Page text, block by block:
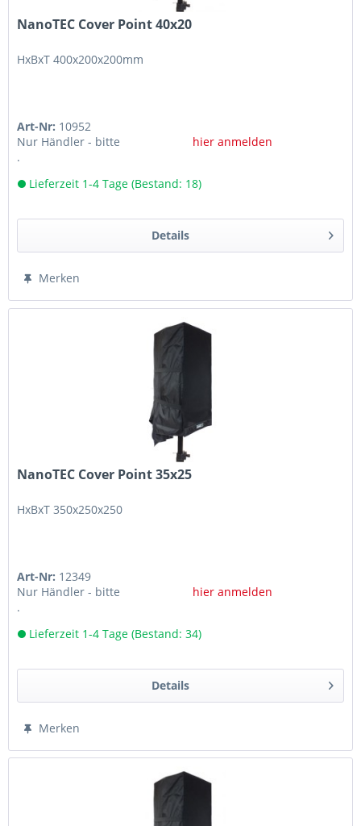
NanoTEC Cover Point 40x20
HxBxT 400x200x200mm
Art-Nr: 10952
Nur Händler - bitte
hier anmelden
.
Lieferzeit 1-4 Tage (Bestand: 18)
Details
Merken
NanoTEC Cover Point 35x25
HxBxT 350x250x250
Art-Nr: 12349
Nur Händler - bitte
hier anmelden
.
Lieferzeit 1-4 Tage (Bestand: 34)
Details
Merken